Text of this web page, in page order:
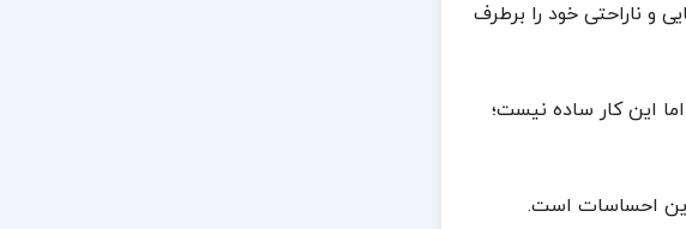
ناراحتی خود را برطرف
این کار ساده نیست؛
احساسات است.